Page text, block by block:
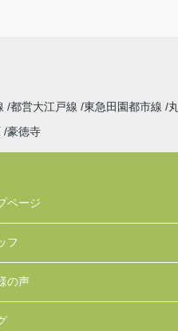
都営大江戸線 東急田園都市線
豪徳寺
ページ
フ
の声